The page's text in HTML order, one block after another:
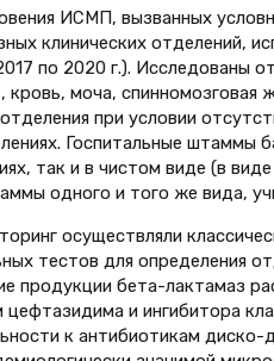
ИСМП, вызванных
клинических отделений,
по 2020 г.). Исследованы
моча, спинномозговая
при условии
Госпитальные штаммы
так и в чистом виде (в
одного и того же вида,
осуществляли
тестов для определения
продукции бета-лактамаз
цефтазидима и ингибитора
к антибиотикам